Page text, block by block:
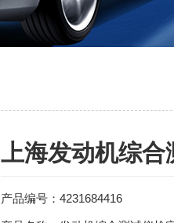
上海发动机综合
产品编号： 4231684416